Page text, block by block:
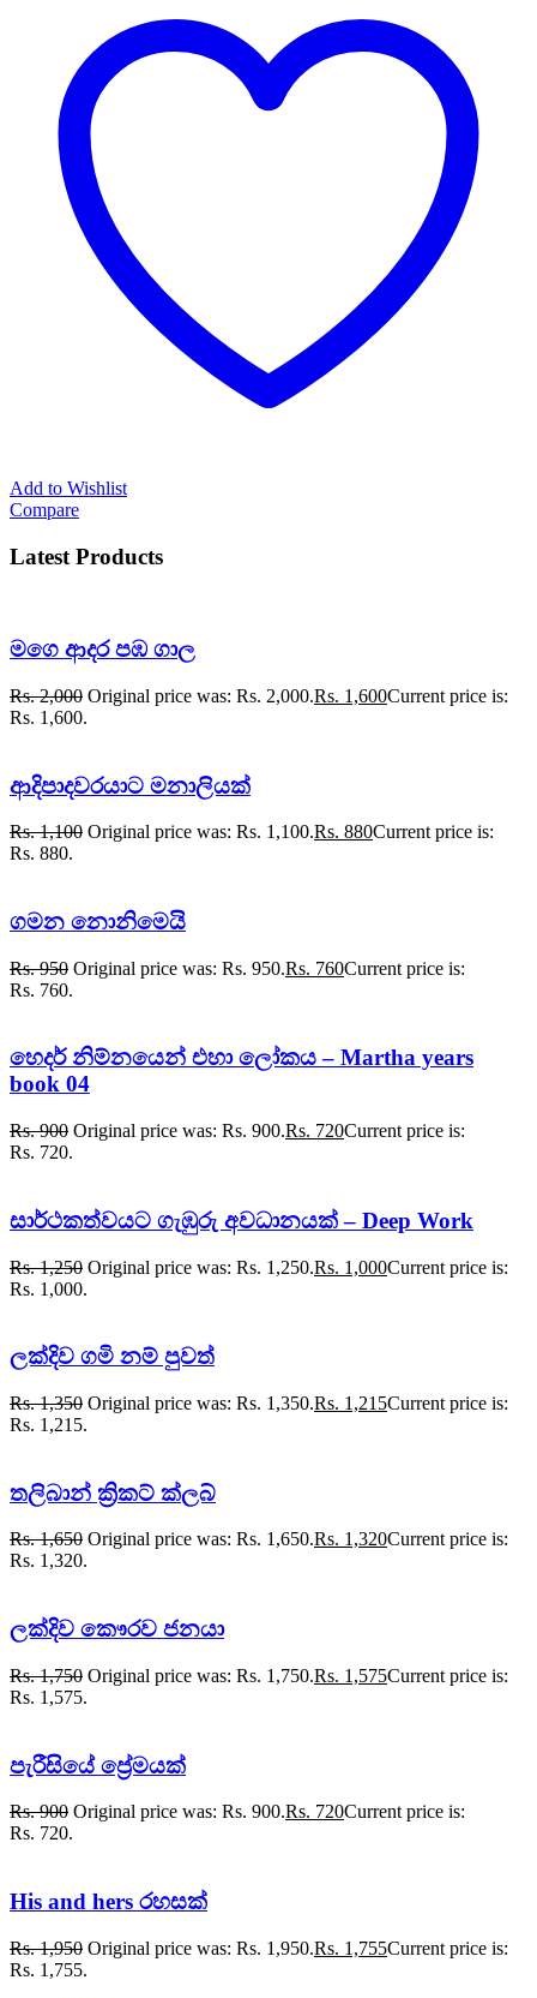
Add to Wishlist
Compare
Latest Products
මගෙ ආදර පඹ ගාල
Rs.2,000 Original price was: Rs. 2,000.Rs. 1,600Current price is:
Rs. 1,600.
ආදිපාදවරයාට මනාලියක්
Rs.1,100 Original price was: Rs. 1,100.Rs. 880Current price is:
Rs. 880.
ගමන නොනිමෙයි
Rs.950 Original price was: Rs. 950.Rs. 760Current price is:
Rs. 760.
හෙදර් නිම්නයෙන් එහා ලෝකය – Martha years
book 04
Rs.900 Original price was: Rs. 900.Rs. 720Current price is:
Rs. 720.
සාර්ථකත්වයට ගැඹුරු අවධානයක් – Deep Work
Rs.1,250 Original price was: Rs. 1,250.Rs. 1,000Current price is:
Rs. 1,000.
ලක්දිව ගමි නම් පුවත්
Rs.1,350 Original price was: Rs. 1,350.Rs. 1,215Current price is:
Rs. 1,215.
තලිබාන් ක්‍රිකට් ක්ලබ්
Rs.1,650 Original price was: Rs. 1,650.Rs. 1,320Current price is:
Rs. 1,320.
ලක්දිව කෞරව ජනයා
Rs.1,750 Original price was: Rs. 1,750.Rs. 1,575Current price is:
Rs. 1,575.
පැරීසියේ ප්‍රේමයක්
Rs.900 Original price was: Rs. 900.Rs. 720Current price is:
Rs. 720.
His and hers රහසක්
Rs.1,950 Original price was: Rs. 1,950.Rs. 1,755Current price is:
Rs. 1,755.